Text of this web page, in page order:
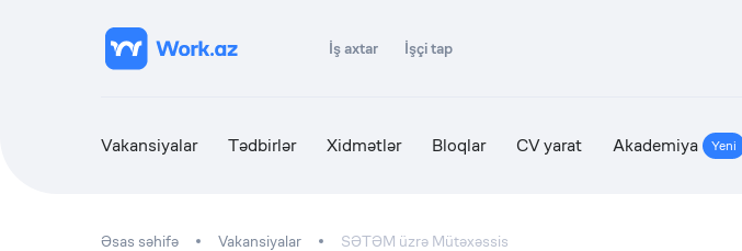
İş axtar İşçi tap
Vakansiyalar Tədbirlər Xidmətlər Bloqlar CV yarat Akademiya Yeni
Əsas səhifə Vakansiyalar SƏTƏM üzrə Mütəxəssis